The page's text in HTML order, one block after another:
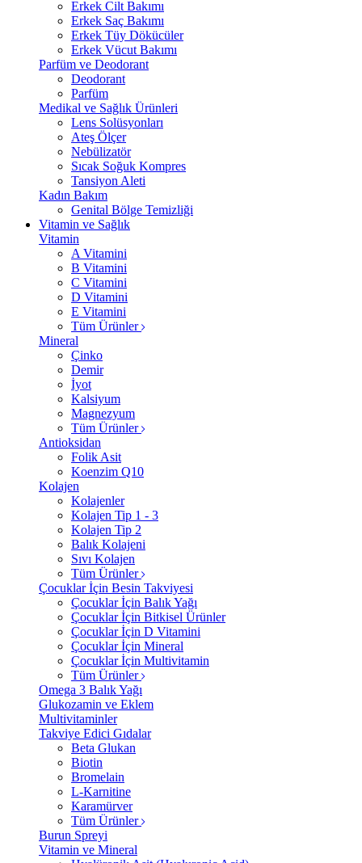
Erkek Cilt Bakımı
Erkek Saç Bakımı
Erkek Tüy Dökücüler
Erkek Vücut Bakımı
Parfüm ve Deodorant
Deodorant
Parfüm
Medikal ve Sağlık Ürünleri
Lens Solüsyonları
Ateş Ölçer
Nebülizatör
Sıcak Soğuk Kompres
Tansiyon Aleti
Kadın Bakım
Genital Bölge Temizliği
Vitamin ve Sağlık
Vitamin
A Vitamini
B Vitamini
C Vitamini
D Vitamini
E Vitamini
Tüm Ürünler
Mineral
Çinko
Demir
İyot
Kalsiyum
Magnezyum
Tüm Ürünler
Antioksidan
Folik Asit
Koenzim Q10
Kolajen
Kolajenler
Kolajen Tip 1 - 3
Kolajen Tip 2
Balık Kolajeni
Sıvı Kolajen
Tüm Ürünler
Çocuklar İçin Besin Takviyesi
Çocuklar İçin Balık Yağı
Çocuklar İçin Bitkisel Ürünler
Çocuklar İçin D Vitamini
Çocuklar İçin Mineral
Çocuklar İçin Multivitamin
Tüm Ürünler
Omega 3 Balık Yağı
Glukozamin ve Eklem
Multivitaminler
Takviye Edici Gıdalar
Beta Glukan
Biotin
Bromelain
L-Karnitine
Karamürver
Tüm Ürünler
Burun Spreyi
Vitamin ve Mineral